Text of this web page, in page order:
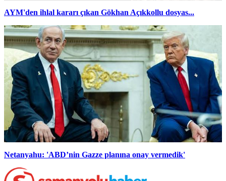
AYM'den ihlal kararı çıkan Gökhan Açıkkollu dosyas...
Netanyahu: 'ABD’nin Gazze planına onay vermedik'